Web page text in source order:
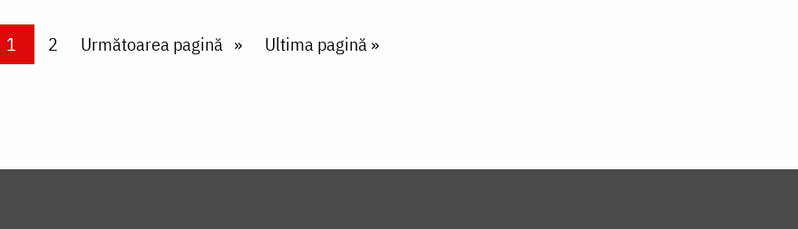
Current page
1 Page
2 Next page
Următoarea pagină Last page
Ultima pagină »